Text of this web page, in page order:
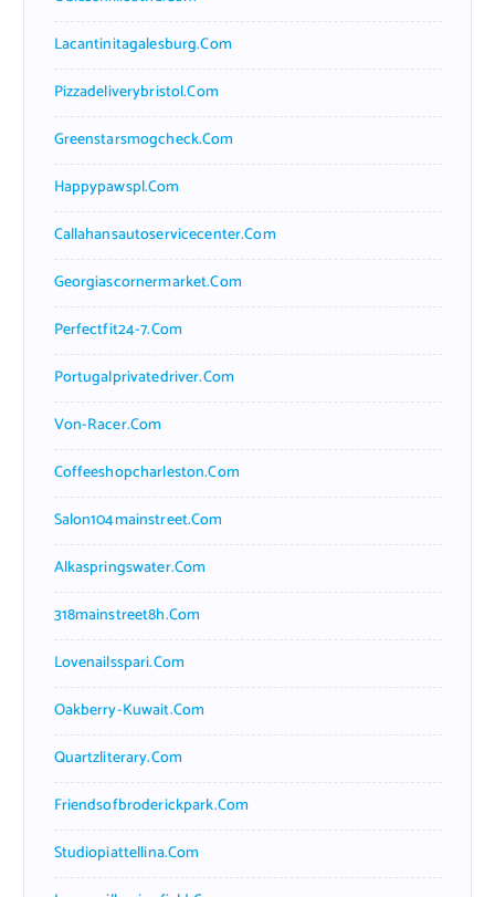
Lacantinitagalesburg.com
Pizzadeliverybristol.com
Greenstarsmogcheck.com
Happypawspl.com
Callahansautoservicecenter.com
Georgiascornermarket.com
Perfectfit24-7.com
Portugalprivatedriver.com
Von-Racer.com
Coffeeshopcharleston.com
Salon104mainstreet.com
Alkaspringswater.com
318mainstreet8h.com
Lovenailsspari.com
Oakberry-Kuwait.com
Quartzliterary.com
Friendsofbroderickpark.com
Studiopiattellina.com